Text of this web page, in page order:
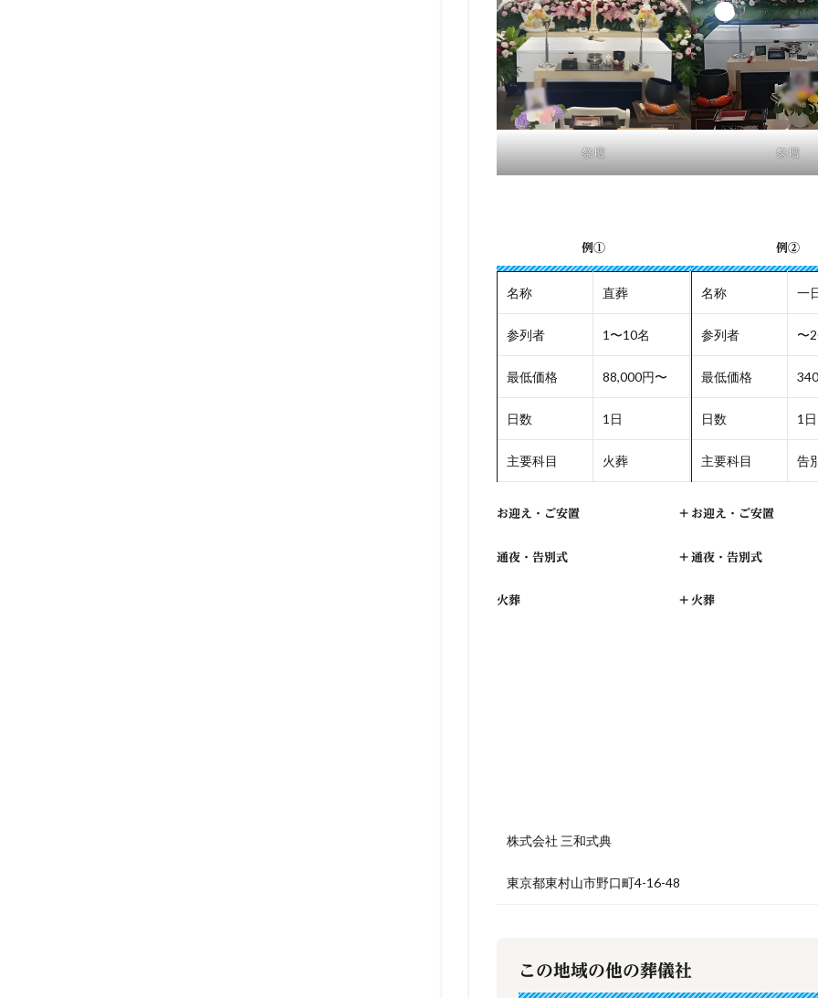
祭壇 祭壇
例①
名称 直葬
参列者 1〜10名
最低価格 88,000円〜
日数 1日
主要科目 火葬
お迎え・ご安置 +
通夜・告別式 +
火葬 +
例②
名称 一
参列者 〜
最低価格
日数 1日
主要科目 告
お迎え・ご安置
通夜・告別式
火葬
株式会社 三和式典
東京都東村山市野口町4-16-48
この地域の他の葬儀社